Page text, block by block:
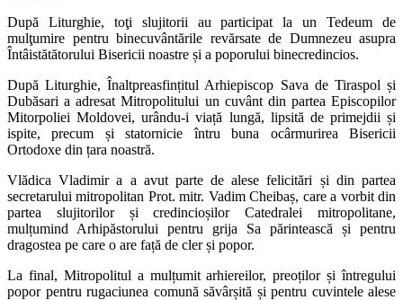
După Liturghie, toţi slujitorii au participat la un Tedeum de
mulţumire pentru binecuvântările revărsate de Dumnezeu asupra
Întâistătătorului Bisericii noastre și a poporului binecredincios.
După Liturghie, Înaltpreasfințitul Arhiepiscop Sava de Tiraspol și
Dubăsari a adresat Mitropolitului un cuvânt din partea Episcopilor
Mitorpoliei Moldovei, urându-i viață lungă, lipsită de primejdii și
ispite, precum și statornicie întru buna ocârmurirea Bisericii
Ortodoxe din țara noastră.
Vlădica Vladimir a a avut parte de alese felicitări și din partea
secretarului mitropolitan Prot. mitr. Vadim Cheibaș, care a vorbit din
partea slujitorilor și credincioșilor Catedralei mitropolitane,
mulțumind Arhipăstorului pentru grija Sa părintească și pentru
dragostea pe care o are față de cler și popor.
La final, Mitropolitul a mulțumit arhiereilor, preoților și întregului
popor pentru rugaciunea comună săvârșită și pentru cuvintele alese